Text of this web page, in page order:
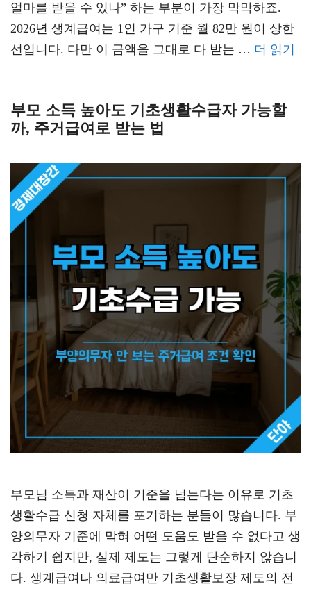
얼마를 받을 수 있나” 하는 부분이 가장 막막하죠.
2026년 생계급여는 1인 가구 기준 월 82만 원이 상한
선입니다. 다만 이 금액을 그대로 다 받는 … 더 읽기
부모 소득 높아도 기초생활수급자 가능할
까, 주거급여로 받는 법
부모님 소득과 재산이 기준을 넘는다는 이유로 기초
생활수급 신청 자체를 포기하는 분들이 많습니다. 부
양의무자 기준에 막혀 어떤 도움도 받을 수 없다고 생
각하기 쉽지만, 실제 제도는 그렇게 단순하지 않습니
다. 생계급여나 의료급여만 기초생활보장 제도의 전